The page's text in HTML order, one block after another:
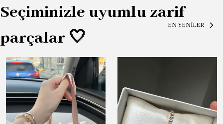
Seçiminizle uyumlu zarif
parçalar 🤍
EN YENİLER